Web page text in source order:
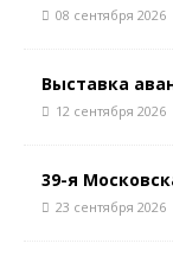
08 сентября 2026
Выставка
12 сентября 2026
39-я
23 сентября 2026